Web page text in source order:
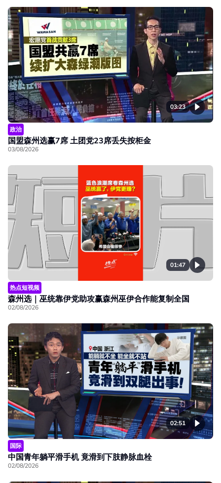
03:23
政治
国盟森州选赢7席 土团党23席丢失按柜金
03/08/2026
01:47
热点短视频
森州选｜巫统靠伊党助攻赢森州巫伊合作能复制全国
02/08/2026
02:51
国际
中国青年躺平滑手机 竟滑到下肢静脉血栓
02/08/2026